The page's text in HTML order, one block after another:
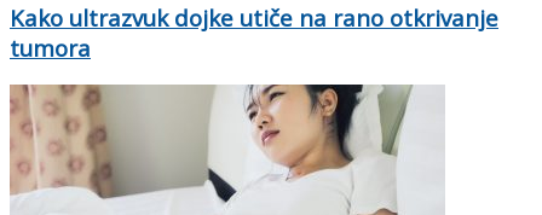
Kako ultrazvuk dojke utiče na rano otkrivanje
tumora